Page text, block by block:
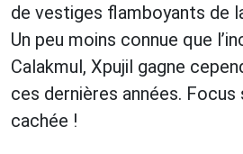
de vestiges flamboyants de
Un peu moins connue que
Calakmul, Xpujil gagne
ces dernières années.
cachée !